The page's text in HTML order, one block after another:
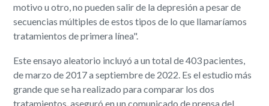
motivo u otro, no pueden salir de la depresión a pesar de
secuencias múltiples de estos tipos de lo que llamaríamos
tratamientos de primera línea".
Este ensayo aleatorio incluyó a un total de 403 pacientes,
de marzo de 2017 a septiembre de 2022. Es el estudio más
grande que se ha realizado para comparar los dos
tratamientos, aseguró en un comunicado de prensa del